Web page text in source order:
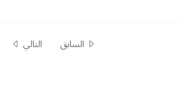
السابق التالي